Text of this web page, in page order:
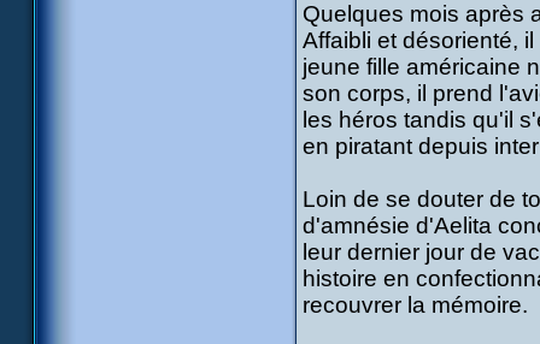
Quelques mois après
Affaibli et désorienté,
jeune fille américaine
son corps, il prend
les héros tandis qu'il
en piratant depuis
Loin de se douter de
d'amnésie d'Aelita
leur dernier jour de
histoire en
recouvrer la mémoire.